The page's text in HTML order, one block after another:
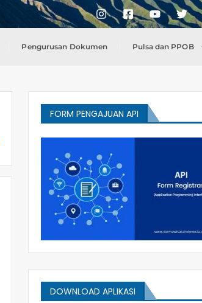
Pengurusan Dokumen Pulsa dan PPOB
FORM PENGAJUAN API
DOWNLOAD APLIKASI